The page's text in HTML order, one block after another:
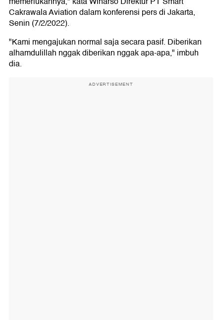
Cakrawala Aviation dalam konferensi pers di Jakarta,
Senin (7/2/2022).
"Kami mengajukan normal saja secara pasif. Diberikan
alhamdulillah nggak diberikan nggak apa-apa," imbuh
dia.
ADVERTISEMENT